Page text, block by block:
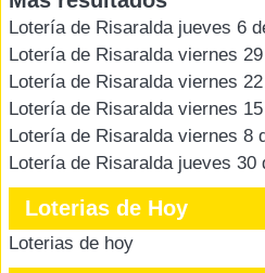
Lotería de Risaralda jueves 6
Lotería de Risaralda viernes
Lotería de Risaralda viernes
Lotería de Risaralda viernes
Lotería de Risaralda viernes 8
Lotería de Risaralda jueves 30
Loterias de Hoy
Loterias de hoy